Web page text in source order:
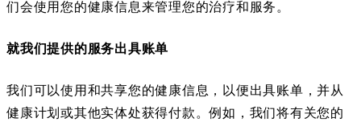
们会使用您的健康信息来管理您的治疗和服务。
就我们提供的服务出具账单
我们可以使用和共享您的健康信息，以便出具账单，并从
健康计划或其他实体处获得付款。例如，我们将有关您的